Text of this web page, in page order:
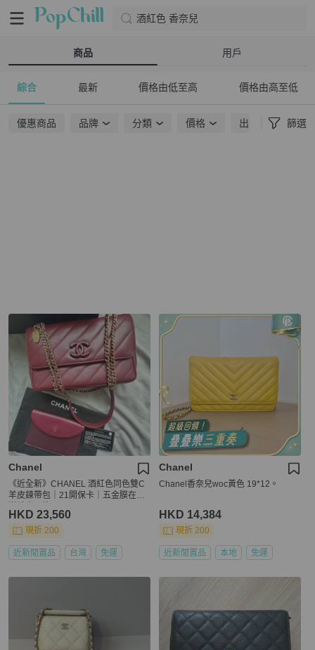
酒紅色 香奈兒
商品 用戶
綜合 最新 價格由低至高 價格由高至低
優惠商品 品牌 分類 價格 出貨地點 篩選
Chanel
《近全新》CHANEL 酒紅色同色雙C
羊皮鍊帶包｜21開保卡｜五金膜在｜
HKD 23,560
現折 200
近新閒置品 台灣 免運
Chanel
Chanel香奈兒woc黃色 19*12。
HKD 14,384
現折 200
近新閒置品 本地 免運